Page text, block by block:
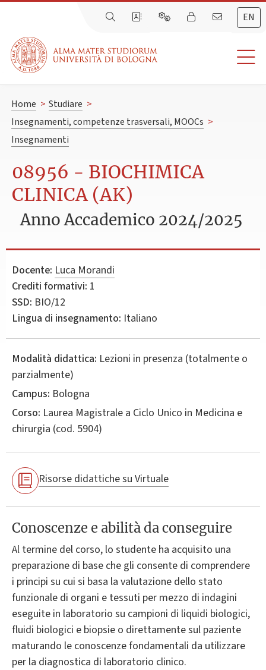
EN
Home > Studiare >
Insegnamenti, competenze trasversali, MOOCs >
Insegnamenti
08956 - BIOCHIMICA
CLINICA (AK)
Anno Accademico 2024/2025
Docente: Luca Morandi
Crediti formativi: 1
SSD: BIO/12
Lingua di insegnamento: Italiano
Modalità didattica: Lezioni in presenza (totalmente o
parzialmente)
Campus: Bologna
Corso: Laurea Magistrale a Ciclo Unico in Medicina e
chirurgia (cod. 5904)
Risorse didattiche su Virtuale
Conoscenze e abilità da conseguire
Al termine del corso, lo studente ha acquisito una
preparazione di base che gli consente di comprendere
i principi su cui si basa la valutazione dello stato
funzionale di organi e tessuti per mezzo di indagini
eseguite in laboratorio su campioni di liquidi biologici,
fluidi biologici e biopsie o direttamente sul paziente
maturando le conoscenze fondamentali da utilizzare
per la diagnostica di laboratorio clinico.